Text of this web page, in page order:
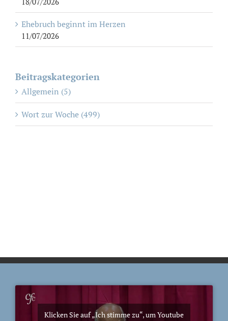
Ehebruch beginnt im Herzen
11/07/2026
Beitragskategorien
Allgemein (5)
Wort zur Woche (499)
Klicken Sie auf „Ich stimme zu“, um Youtube